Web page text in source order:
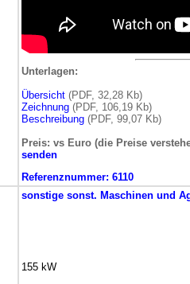
Unterlagen:
Übersicht (PDF, 32,28 Kb)
Zeichnung (PDF, 106,19 Kb)
Beschreibung (PDF, 99,07 Kb)
Preis: vs Euro (die Preise
senden
Referenznummer: 6110
sonstige sonst. Maschinen und
155 kW